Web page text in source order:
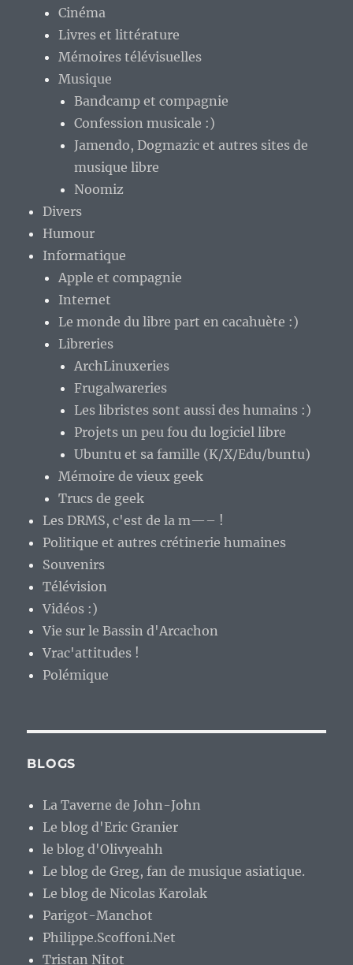
Cinéma
Livres et littérature
Mémoires télévisuelles
Musique
Bandcamp et compagnie
Confession musicale :)
Jamendo, Dogmazic et autres sites de
musique libre
Noomiz
Divers
Humour
Informatique
Apple et compagnie
Internet
Le monde du libre part en cacahuète :)
Libreries
ArchLinuxeries
Frugalwareries
Les libristes sont aussi des humains :)
Projets un peu fou du logiciel libre
Ubuntu et sa famille (K/X/Edu/buntu)
Mémoire de vieux geek
Trucs de geek
Les DRMS, c'est de la m—– !
Politique et autres crétinerie humaines
Souvenirs
Télévision
Vidéos :)
Vie sur le Bassin d'Arcachon
Vrac'attitudes !
Polémique
BLOGS
La Taverne de John-John
Le blog d'Eric Granier
le blog d'Olivyeahh
Le blog de Greg, fan de musique asiatique.
Le blog de Nicolas Karolak
Parigot-Manchot
Philippe.Scoffoni.Net
Tristan Nitot